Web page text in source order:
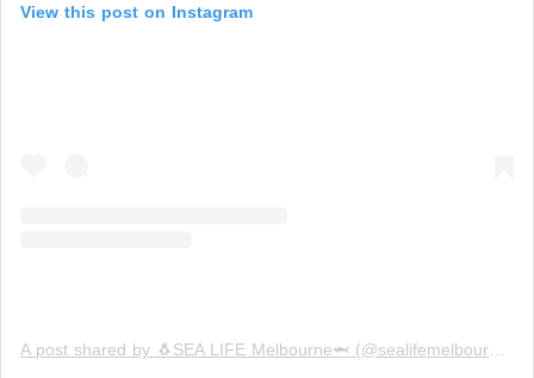
View this post on Instagram